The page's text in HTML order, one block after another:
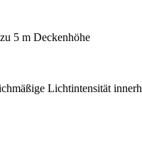
5 m Deckenhöhe
Lichtintensität